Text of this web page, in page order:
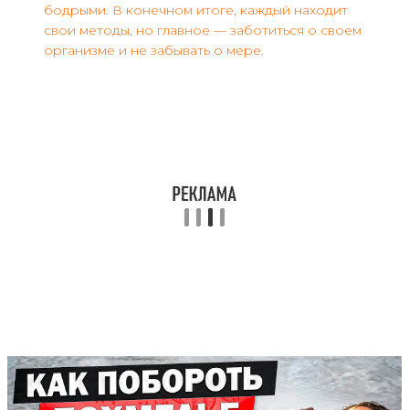
бодрыми. В конечном итоге, каждый находит
свои методы, но главное — заботиться о своем
организме и не забывать о мере.